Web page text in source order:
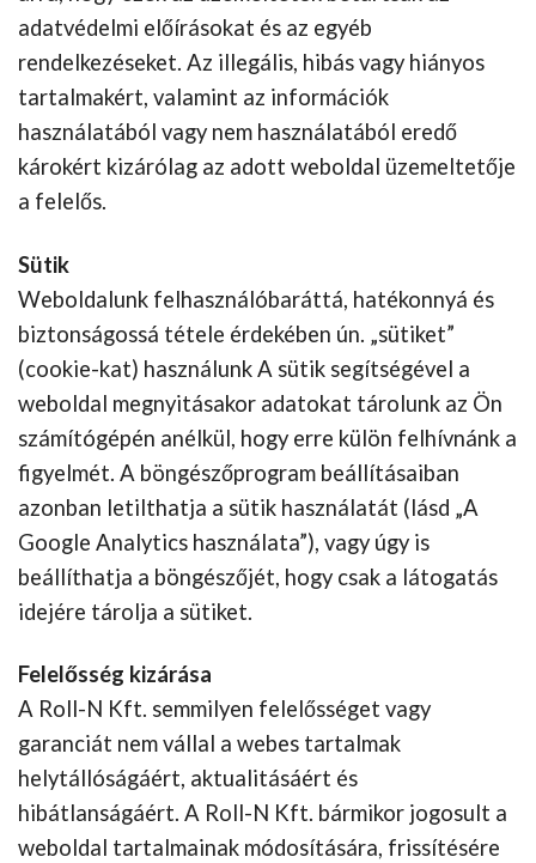
adatvédelmi előírásokat és az egyéb
rendelkezéseket. Az illegális, hibás vagy hiányos
tartalmakért, valamint az információk
használatából vagy nem használatából eredő
károkért kizárólag az adott weboldal üzemeltetője
a felelős.
Sütik
Weboldalunk felhasználóbaráttá, hatékonnyá és
biztonságossá tétele érdekében ún. „sütiket”
(cookie-kat) használunk A sütik segítségével a
weboldal megnyitásakor adatokat tárolunk az Ön
számítógépén anélkül, hogy erre külön felhívnánk a
figyelmét. A böngészőprogram beállításaiban
azonban letilthatja a sütik használatát (lásd „A
Google Analytics használata”), vagy úgy is
beállíthatja a böngészőjét, hogy csak a látogatás
idejére tárolja a sütiket.
Felelősség kizárása
A Roll-N Kft. semmilyen felelősséget vagy
garanciát nem vállal a webes tartalmak
helytállóságáért, aktualitásáért és
hibátlanságáért. A Roll-N Kft. bármikor jogosult a
weboldal tartalmainak módosítására, frissítésére